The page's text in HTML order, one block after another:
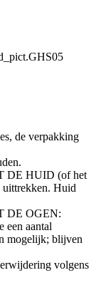
de verpakking
DE HUID (of het
Huid
DE OGEN:
een aantal
mogelijk; blijven
volgens